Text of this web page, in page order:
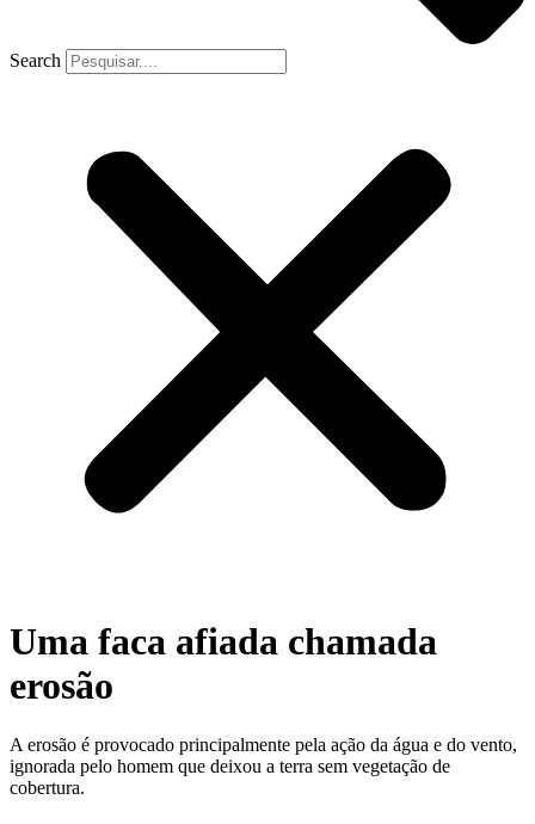
Search
Uma faca afiada chamada
erosão
A erosão é provocado principalmente pela ação da água e do vento,
ignorada pelo homem que deixou a terra sem vegetação de
cobertura.